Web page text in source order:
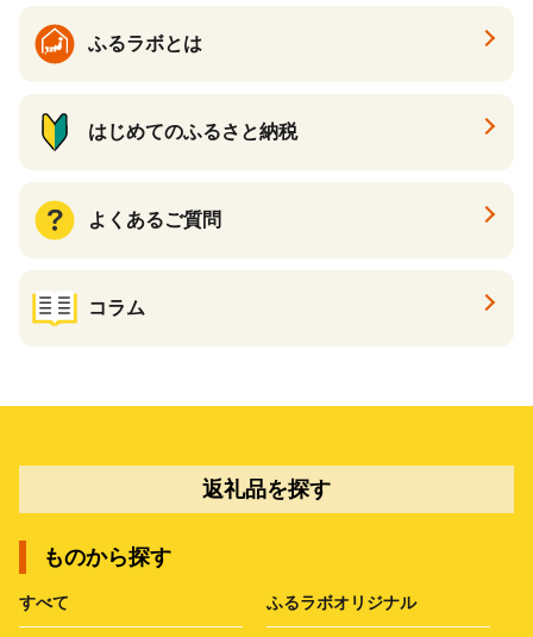
ふるラボとは
はじめてのふるさと納税
よくあるご質問
コラム
返礼品を探す
ものから探す
すべて ふるラボオリジナル